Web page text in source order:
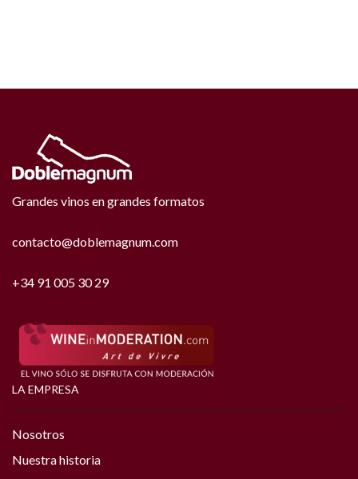
Grandes vinos en grandes formatos
contacto@doblemagnum.com
+34 91 005 30 29
LA EMPRESA
Nosotros
Nuestra historia